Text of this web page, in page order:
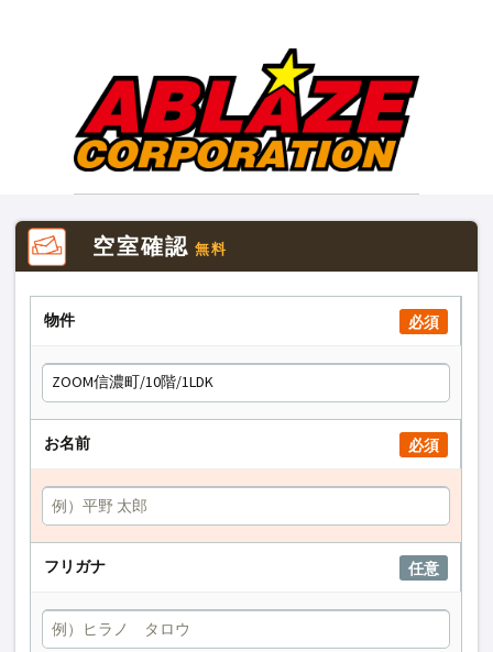
空室確認 無料
物件 必須
お名前 必須
フリガナ 任意